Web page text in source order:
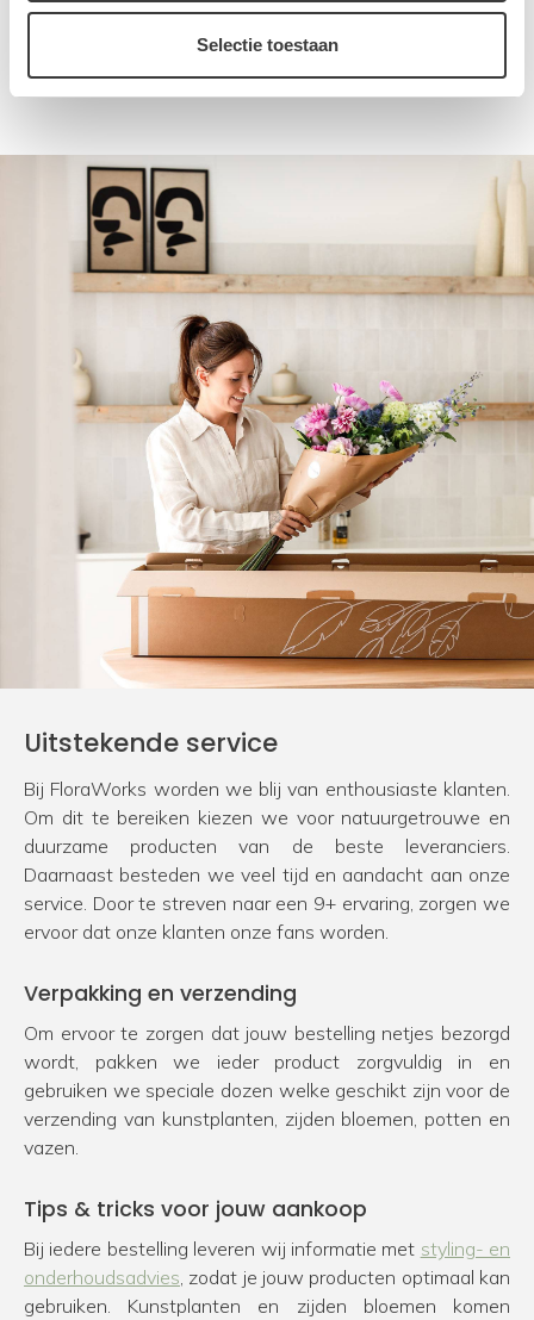
Selectie toestaan
Uitstekende service
Bij FloraWorks worden we blij van enthousiaste klanten.
Om dit te bereiken kiezen we voor natuurgetrouwe en
duurzame producten van de beste leveranciers.
Daarnaast besteden we veel tijd en aandacht aan onze
service. Door te streven naar een 9+ ervaring, zorgen we
ervoor dat onze klanten onze fans worden.
Verpakking en verzending
Om ervoor te zorgen dat jouw bestelling netjes bezorgd
wordt, pakken we ieder product zorgvuldig in en
gebruiken we speciale dozen welke geschikt zijn voor de
verzending van kunstplanten, zijden bloemen, potten en
vazen.
Tips & tricks voor jouw aankoop
Bij iedere bestelling leveren wij informatie met styling- en
onderhoudsadvies, zodat je jouw producten optimaal kan
gebruiken. Kunstplanten en zijden bloemen komen